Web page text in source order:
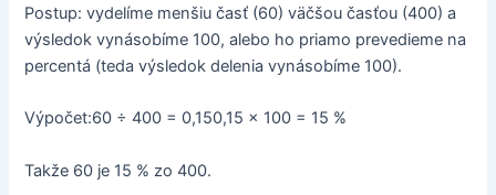
Postup: vydelíme menšiu časť (60) väčšou časťou (400) a
výsledok vynásobíme 100, alebo ho priamo prevedieme na
percentá (teda výsledok delenia vynásobíme 100).
Výpočet:60 ÷ 400 = 0,150,15 × 100 = 15 %
Takže 60 je 15 % zo 400.